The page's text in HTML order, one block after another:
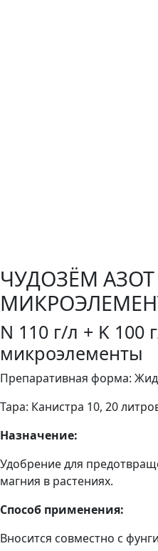
ЧУДОЗЁМ
N 110 г/л + K 100
микроэлементы
Препаративная форма:
Тара: Канистра 10, 20
Назначение:
Удобрение для
магния в растениях.
Способ применения:
Вносится совместно с